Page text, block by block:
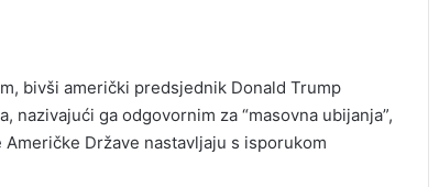
bivši američki predsjednik Donald Trump
ga odgovornim za “masovna ubijanja”,
Države nastavljaju s isporukom